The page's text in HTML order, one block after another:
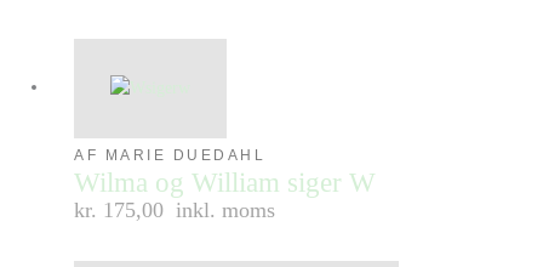
AF MARIE DUEDAHL
Wilma og William siger W
kr. 175,00 inkl. moms